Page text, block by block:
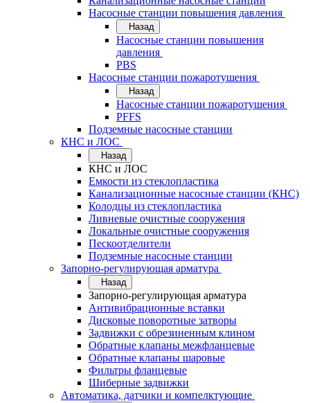
Насосные станции повышения давления
Назад
Насосные станции повышения
давления
PBS
Насосные станции пожаротушения
Назад
Насосные станции пожаротушения
PFFS
Подземные насосные станции
КНС и ЛОС
Назад
КНС и ЛОС
Емкости из стеклопластика
Канализационные насосные станции (КНС)
Колодцы из стеклопластика
Ливневые очистные сооружения
Локальные очистные сооружения
Пескоотделители
Подземные насосные станции
Запорно-регулирующая арматура
Назад
Запорно-регулирующая арматура
Антивибрационные вставки
Дисковые поворотные затворы
Задвижки с обрезиненным клином
Обратные клапаны межфланцевые
Обратные клапаны шаровые
Фильтры фланцевые
Шиберные задвижки
Автоматика, датчики и компелктующие